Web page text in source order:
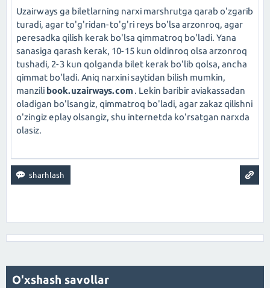
Uzairways ga biletlarning narxi marshrutga qarab o'zgarib
turadi, agar to'g'ridan-to'g'ri reys bo'lsa arzonroq, agar
peresadka qilish kerak bo'lsa qimmatroq bo'ladi. Yana
sanasiga qarash kerak, 10-15 kun oldinroq olsa arzonroq
tushadi, 2-3 kun qolganda bilet kerak bo'lib qolsa, ancha
qimmat bo'ladi. Aniq narxini saytidan bilish mumkin,
manzili book.uzairways.com . Lekin baribir aviakassadan
oladigan bo'lsangiz, qimmatroq bo'ladi, agar zakaz qilishni
o'zingiz eplay olsangiz, shu internetda ko'rsatgan narxda
olasiz.
O'xshash savollar